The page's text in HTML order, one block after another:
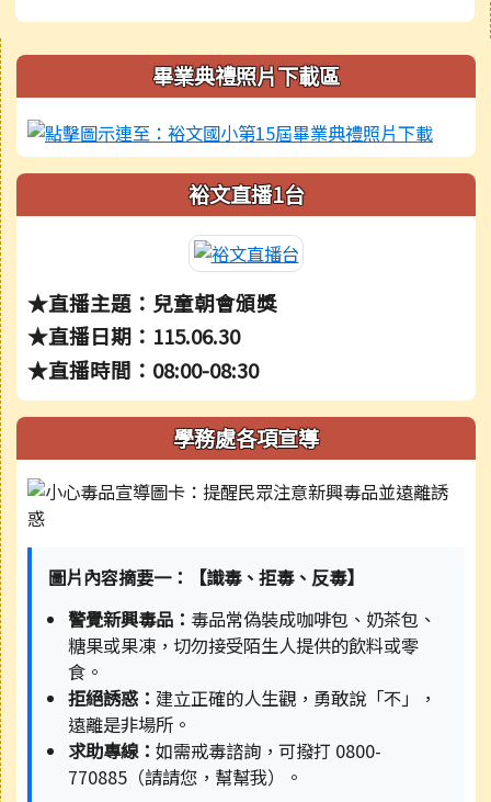
右邊區域內容畢業典禮照片下載區
裕文直播1台
★直播主題：兒童朝會頒獎
★直播日期：115.06.30
★直播時間：08:00-08:30
學務處各項宣導
圖片內容摘要一：【識毒、拒毒、反毒】
警覺新興毒品： 毒品常偽裝成咖啡包、奶茶包、
糖果或果凍，切勿接受陌生人提供的飲料或零
食。
拒絕誘惑： 建立正確的人生觀，勇敢說「不」，
遠離是非場所。
求助專線：如需戒毒諮詢，可撥打 0800-
770885（請請您，幫幫我）。